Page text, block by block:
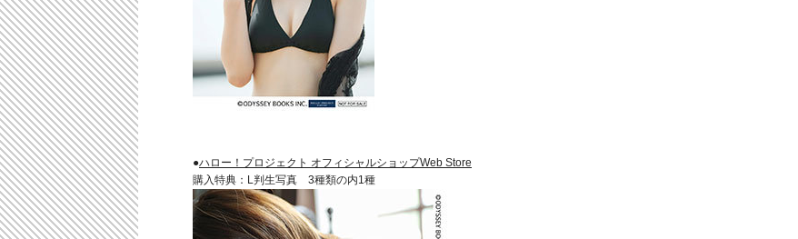
●ハロー！プロジェクト オフィシャルショップWeb Store
購入特典：L判生写真 3種類の内1種